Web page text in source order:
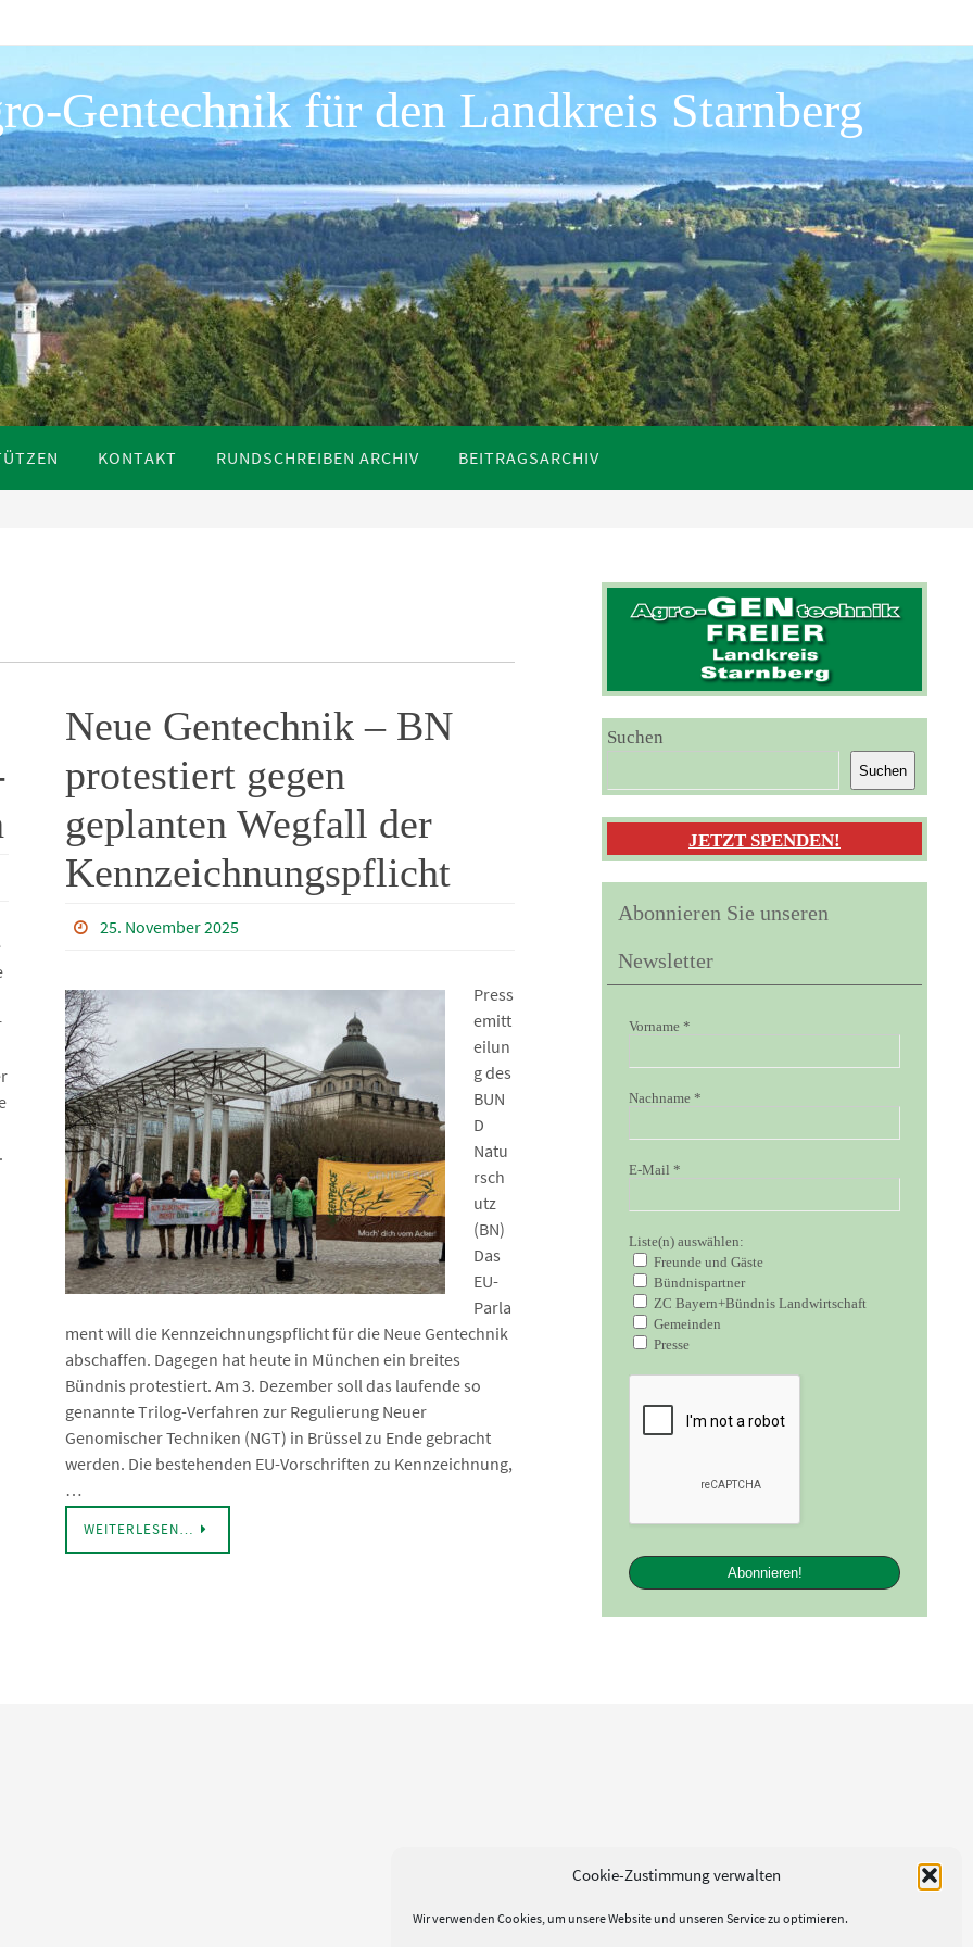
Cookie-Zustimmung verwalten
Wir verwenden Cookies, um unsere Website und unseren Service zu optimieren.
Gentechnik für den Landkreis Starnberg
KONTAKT RUNDSCHREIBEN ARCHIV BEITRAGSARCHIV
Neue Gentechnik – BN
protestiert gegen
geplanten Wegfall der
Kennzeichnungspflicht
25. November 2025
Press
emitt
eilun
g des
BUN
D
Natu
rsch
utz
(BN)
Das
EU-
Parla
ment will die Kennzeichnungspflicht für die Neue Gentechnik
abschaffen. Dagegen hat heute in München ein breites
Bündnis protestiert. Am 3. Dezember soll das laufende so
genannte Trilog-Verfahren zur Regulierung Neuer
Genomischer Techniken (NGT) in Brüssel zu Ende gebracht
werden. Die bestehenden EU-Vorschriften zu Kennzeichnung,
…
WEITERLESEN…
Suchen
Suchen
JETZT SPENDEN!
Abonnieren Sie unseren
Newsletter
Vorname *
Nachname *
E-Mail *
Liste(n) auswählen:
Freunde und Gäste
Bündnispartner
ZC Bayern+Bündnis Landwirtschaft
Gemeinden
Presse